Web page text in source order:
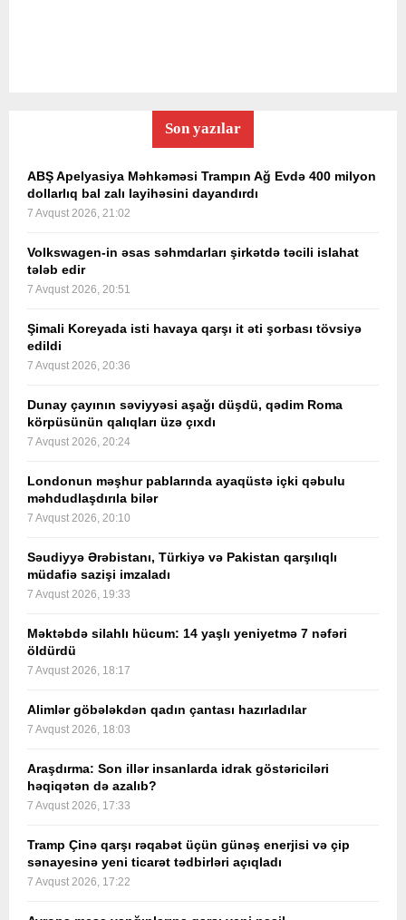
Son yazılar
ABŞ Apelyasiya Məhkəməsi Trampın Ağ Evdə 400 milyon
dollarlıq bal zalı layihəsini dayandırdı
7 Avqust 2026, 21:02
Volkswagen-in əsas səhmdarları şirkətdə təcili islahat
tələb edir
7 Avqust 2026, 20:51
Şimali Koreyada isti havaya qarşı it əti şorbası tövsiyə
edildi
7 Avqust 2026, 20:36
Dunay çayının səviyyəsi aşağı düşdü, qədim Roma
körpüsünün qalıqları üzə çıxdı
7 Avqust 2026, 20:24
Londonun məşhur pablarında ayaqüstə içki qəbulu
məhdudlaşdırıla bilər
7 Avqust 2026, 20:10
Səudiyyə Ərəbistanı, Türkiyə və Pakistan qarşılıqlı
müdafiə sazişi imzaladı
7 Avqust 2026, 19:33
Məktəbdə silahlı hücum: 14 yaşlı yeniyetmə 7 nəfəri
öldürdü
7 Avqust 2026, 18:17
Alimlər göbələkdən qadın çantası hazırladılar
7 Avqust 2026, 18:03
Araşdırma: Son illər insanlarda idrak göstəriciləri
həqiqətən də azalıb?
7 Avqust 2026, 17:33
Tramp Çinə qarşı rəqabət üçün günəş enerjisi və çip
sənayesinə yeni ticarət tədbirləri açıqladı
7 Avqust 2026, 17:22